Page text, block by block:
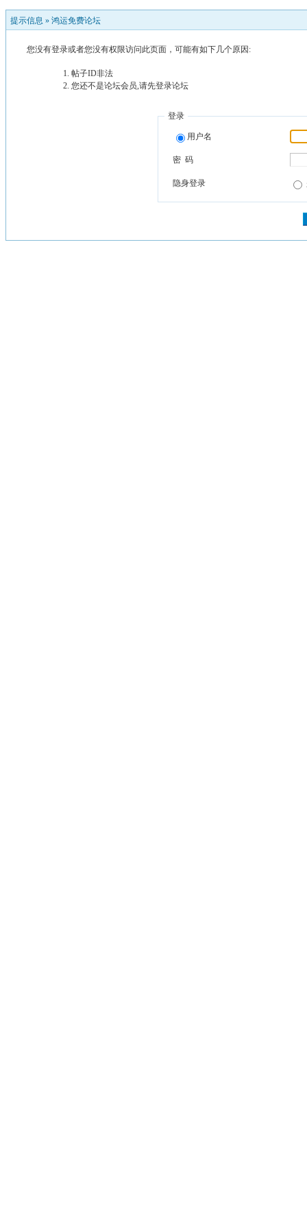
提示信息 » 鸿运免费论坛
您没有登录或者您没有权限访问此页面，可能有如下几个原因:
帖子ID非法
您还不是论坛会员,请先登录论坛
登录
用户名
密 码
隐身登录